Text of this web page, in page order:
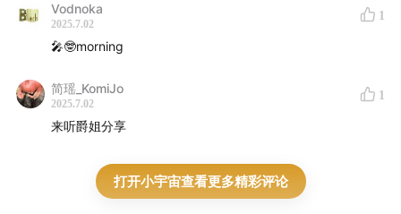
Vodnoka
2025.7.02
1
🎤🤓morning
简瑶_KomiJo
2025.7.02
1
来听爵姐分享
打开小宇宙查看更多精彩评论